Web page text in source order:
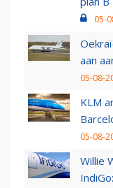
05-
aan
05-08-
KLM
05-08-
Willie